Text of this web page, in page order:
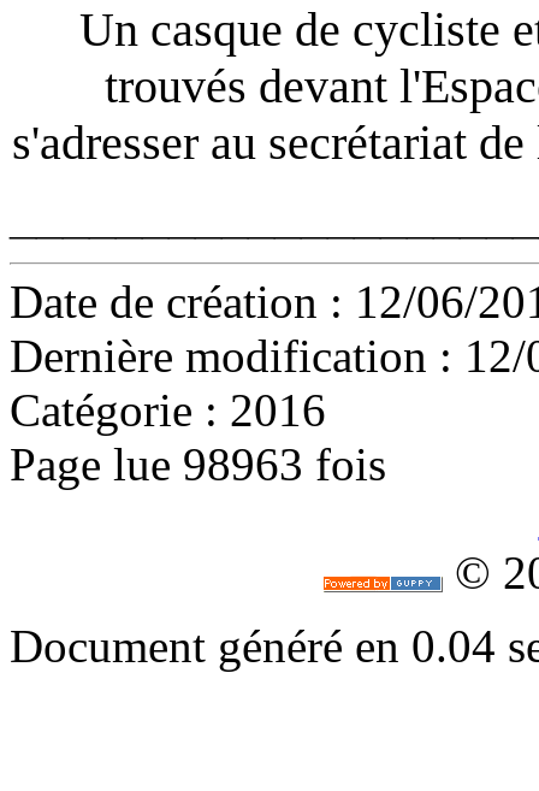
Un casque de cycliste
trouvés devant
s'adresser au secrétariat
Date de création : 12/06/
Dernière modification :
Catégorie : 2016
Page lue 98963 fois
©
Document généré en 0.04